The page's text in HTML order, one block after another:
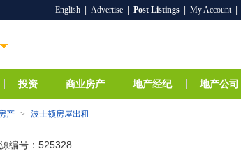
English Advertise Post Listings My Account
投资 商业房产 地产经纪 地产公司
产 > 波士顿房屋出租
编号：525328